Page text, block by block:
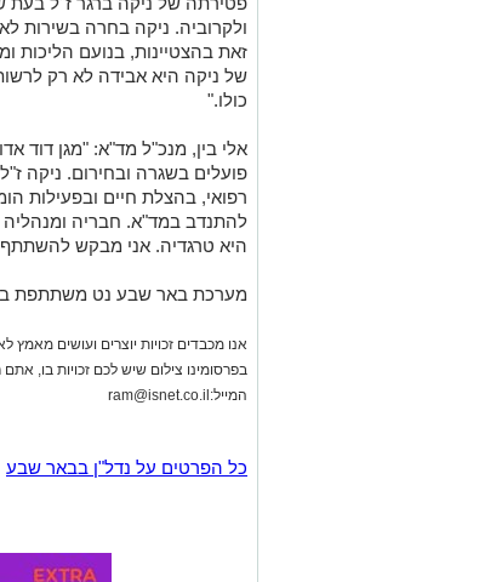
אלי בין, מנכ"ל מד"א: "מגן דוד
רפואי, בהצלת חיים ובפעילות
להתנדב במד"א. חבריה ומנהליה
מערכת באר שבע נט משתתפת
אנו מכבדים זכויות יוצרים ועושים מאמץ
בפרסומינו צילום שיש לכם זכויות בו,
כל הפרטים על נדל"ן בבאר שבע